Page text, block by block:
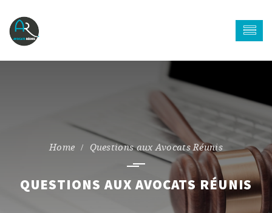
Questions aux Avocats Réunis
QUESTIONS AUX AVOCATS RÉUNIS